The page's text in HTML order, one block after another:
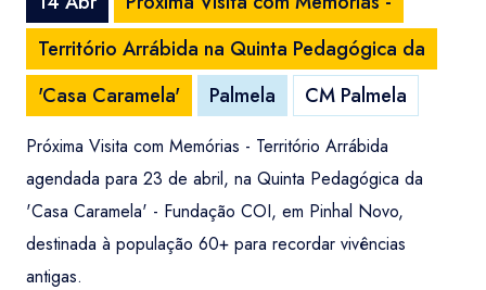
Território Arrábida na Quinta Pedagógica da
'Casa Caramela'
Palmela CM Palmela
Próxima Visita com Memórias - Território Arrábida
agendada para 23 de abril, na Quinta Pedagógica da
'Casa Caramela' - Fundação COI, em Pinhal Novo,
destinada à população 60+ para recordar vivências
antigas.